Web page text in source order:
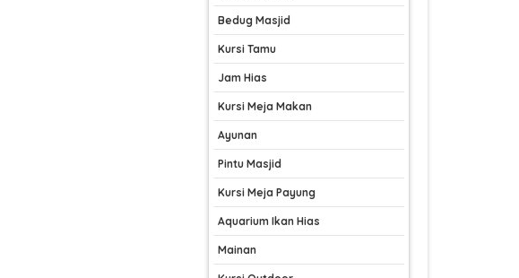
Bedug Masjid
Kursi Tamu
Jam Hias
Kursi Meja Makan
Ayunan
Pintu Masjid
Kursi Meja Payung
Aquarium Ikan Hias
Mainan